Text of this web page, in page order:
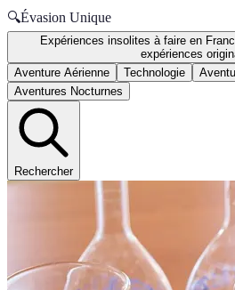
🔍Évasion Unique
Expériences insolites à faire en
expériences
Aventure Aérienne
Technologie
Aventures Nocturnes
Rechercher